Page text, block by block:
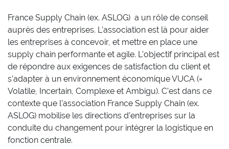
France Supply Chain (ex. ASLOG) a un rôle de conseil
auprès des entreprises. L’association est là pour aider
les entreprises à concevoir, et mettre en place une
supply chain performante et agile. L’objectif principal est
de répondre aux exigences de satisfaction du client et
s’adapter à un environnement économique VUCA (=
Volatile, Incertain, Complexe et Ambigu). C’est dans ce
contexte que l’association France Supply Chain (ex.
ASLOG) mobilise les directions d’entreprises sur la
conduite du changement pour intégrer la logistique en
fonction centrale.